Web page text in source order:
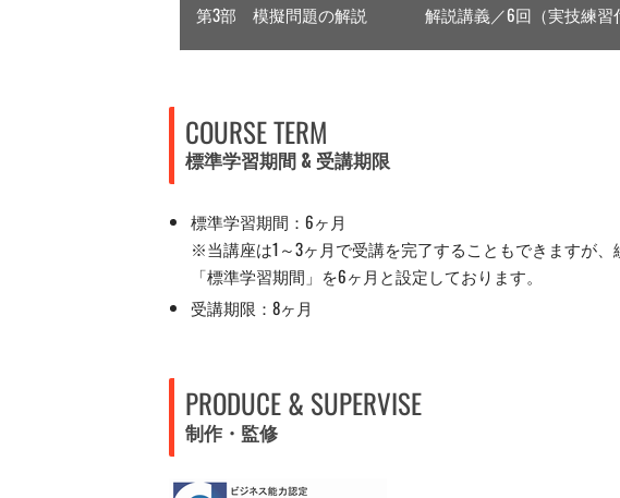
第3部 模擬問題の解説 解説講義／6回 （実技練習
COURSE TERM
標準学習期間 & 受講期限
標準学習期間：6ヶ月
※当講座は1～3ヶ月で受講を完了することもできますが
「標準学習期間」を6ヶ月と設定しております。
受講期限：8ヶ月
PRODUCE & SUPERVISE
制作・監修